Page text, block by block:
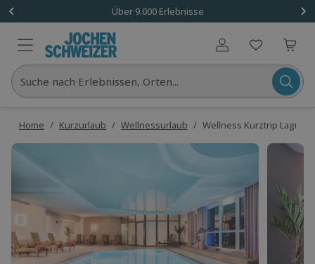
Über 9.000 Erlebnisse
Benutzerkonto
Suche nach Erlebnissen, Orten...
Home / Kurzurlaub / Wellnessurlaub / Wellness Kurztrip